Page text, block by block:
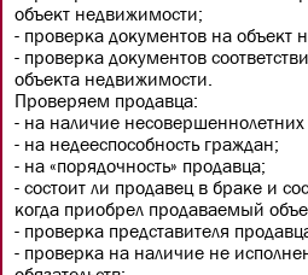
объект недвижимости;
- проверка документов на объект
- проверка документов
объекта недвижимости.
Проверяем продавца:
- на наличие несовершеннолетних
- на недееспособность граждан;
- на «порядочность» продавца;
- состоит ли продавец в браке и
когда приобрел продаваемый
- проверка представителя
- проверка на наличие не